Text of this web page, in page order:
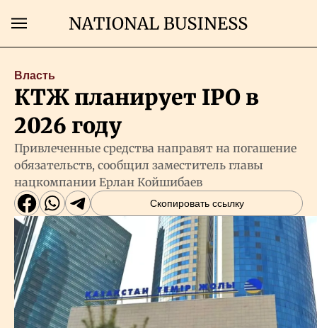
Главная
Экономика
Бизнес
Рынки
Технологии
Власть
Власть
КТЖ планирует IPO в
2026 году
Привлеченные средства направят на погашение
обязательств, сообщил заместитель главы
нацкомпании Ерлан Койшибаев
Скопировать ссылку